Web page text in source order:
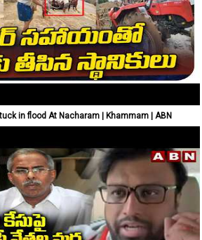
in flood At Nacharam | Khammam | ABN